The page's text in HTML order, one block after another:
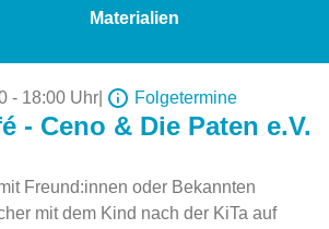
Materialien
- 18:00 Uhr Folgetermine
- Ceno & Die Paten e.V.
Freund:innen oder Bekannten
mit dem Kind nach der KiTa auf